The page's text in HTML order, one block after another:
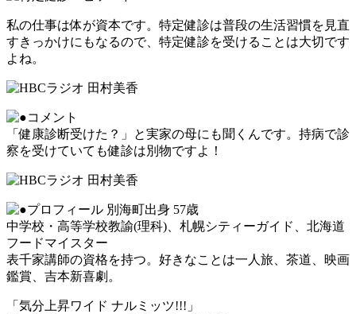
私の仕事は体が資本です。特定健診は普段の生活習慣を見直
すきっかけにもなるので、特定健診を受けることは大切です
よね。
「健康診断受けた？」と実家の母にも聞くんです。持病で診
察を受けていても健診は別物ですよ！
別海町出身 57歳
中学校・高等学校教諭(理科)、札幌シティーガイド、北海道
フードマイスター
表千家講師の資格を持つ。好きなことは一人旅、茶道、映画
鑑賞、吉本新喜劇。
「気分上昇ワイド ナルミッツ!!!」